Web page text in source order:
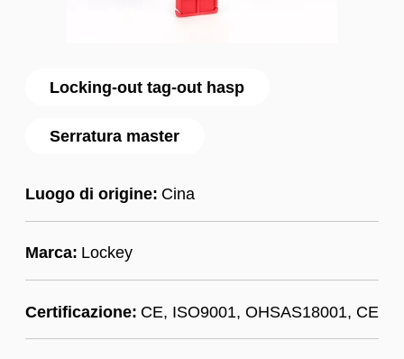
Locking-out tag-out hasp
Serratura master
Luogo di origine: Cina
Marca: Lockey
Certificazione: CE, ISO9001, OHSAS18001, CE